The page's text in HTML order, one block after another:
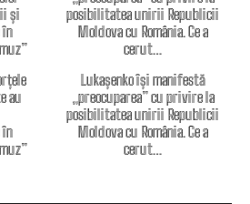
au
în
Lukașenko își manifestă
„preocuparea” cu privire la
posibilitatea unirii Republicii
Moldova cu România. Ce a
cerut…